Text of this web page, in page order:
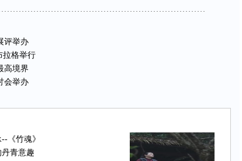
评举办
拉格举行
高境界
会举办
《竹魂》
青意趣